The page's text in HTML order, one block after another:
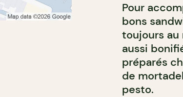
Pour
bons
toujours au
aussi
préparés
de
pesto.